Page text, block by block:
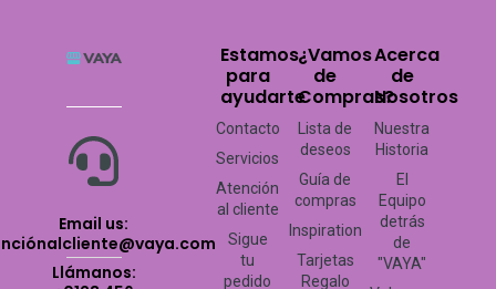
Email us:
Llámanos:
Estamos
para
ayudarte
Contacto
Servicios
Atención
al cliente
Sigue
tu
pedido
¿Vamos
de
Compras?
Lista de
deseos
Guía de
compras
Inspiration
Tarjetas
Regalo
Acerca
de
Nosotros
Nuestra
Historia
El
Equipo
detrás
de
"VAYA"